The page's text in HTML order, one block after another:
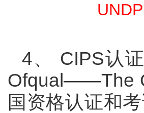
UNDP
4、 CIPS认
Ofqual——The
国资格认证和